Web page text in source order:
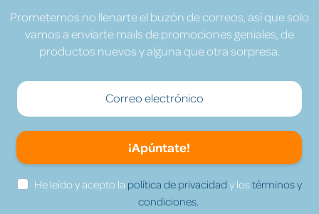
Prometemos no llenarte el buzón de correos, así que solo
vamos a enviarte mails de promociones geniales, de
productos nuevos y alguna que otra sorpresa.
¡Apúntate!
He leído y acepto la política de privacidad y lostérminos y
condiciones.